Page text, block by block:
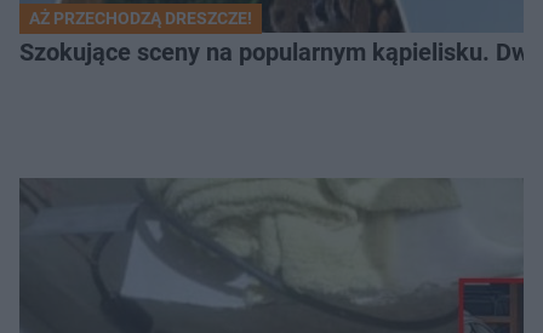
AŻ PRZECHODZĄ DRESZCZE!
Szokujące sceny na popularnym kąpielisku.